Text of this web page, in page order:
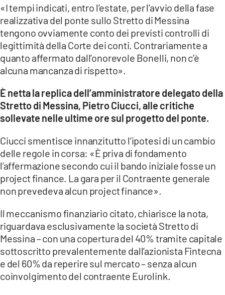
LACPLAY.IT
LACTV.IT
LACONAIR.IT
LACITYMAG.IT
ILREGGINO.IT
COSENZACHANNEL.IT
CATANZAROCHANNEL.IT
LACAPITALENEWS.IT
ANDROID
«I tempi indicati, entro l’estate, per l’avvio della fase
realizzativa del ponte sullo Stretto di Messina
tengono ovviamente conto dei previsti controlli di
legittimità della Corte dei conti. Contrariamente a
quanto affermato dall’onorevole Bonelli, non c’è
alcuna mancanza di rispetto».
È netta la replica dell’amministratore delegato della
Stretto di Messina, Pietro Ciucci, alle critiche
sollevate nelle ultime ore sul progetto del ponte.
Ciucci smentisce innanzitutto l’ipotesi di un cambio
delle regole in corsa: «È priva di fondamento
l’affermazione secondo cui il bando iniziale fosse un
project finance. La gara per il Contraente generale
non prevedeva alcun project finance».
Il meccanismo finanziario citato, chiarisce la nota,
riguardava esclusivamente la società Stretto di
Messina – con una copertura del 40% tramite capitale
sottoscritto prevalentemente dall’azionista Fintecna
e del 60% da reperire sul mercato – senza alcun
coinvolgimento del contraente Eurolink.